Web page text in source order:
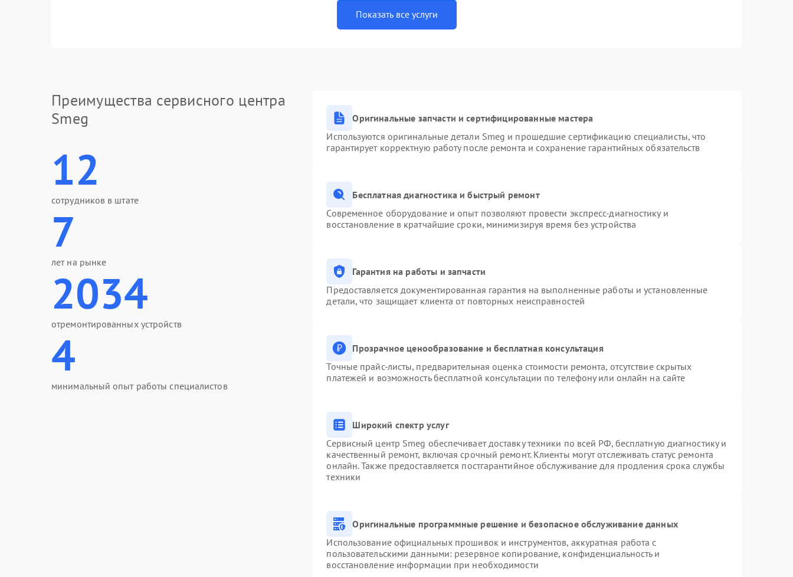
Показать все услуги
Преимущества сервисного центра
Smeg
12
сотрудников в штате
7
лет на рынке
2034
отремонтированных устройств
4
минимальный опыт работы специалистов
Оригинальные запчасти и сертифицированные мастера
Используются оригинальные детали Smeg и прошедшие сертификацию специалисты, что
гарантирует корректную работу после ремонта и сохранение гарантийных обязательств
Бесплатная диагностика и быстрый ремонт
Современное оборудование и опыт позволяют провести экспресс-диагностику и
восстановление в кратчайшие сроки, минимизируя время без устройства
Гарантия на работы и запчасти
Предоставляется документированная гарантия на выполненные работы и установленные
детали, что защищает клиента от повторных неисправностей
Прозрачное ценообразование и бесплатная консультация
Точные прайс-листы, предварительная оценка стоимости ремонта, отсутствие скрытых
платежей и возможность бесплатной консультации по телефону или онлайн на сайте
Широкий спектр услуг
Сервисный центр Smeg обеспечивает доставку техники по всей РФ, бесплатную диагностику и
качественный ремонт, включая срочный ремонт. Клиенты могут отслеживать статус ремонта
онлайн. Также предоставляется постгарантийное обслуживание для продления срока службы
техники
Оригинальные программные решение и безопасное обслуживание данных
Использование официальных прошивок и инструментов, аккуратная работа с
пользовательскими данными: резервное копирование, конфиденциальность и
восстановление информации при необходимости